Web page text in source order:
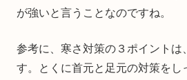
が強いと言うことなのですね。
参考に、寒さ対策の３ポイントは
す。とくに首元と足元の対策をし